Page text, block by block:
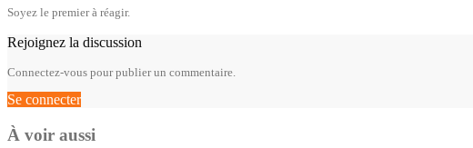
Soyez le premier à réagir.
Rejoignez la discussion
Connectez-vous pour publier un commentaire.
Se connecter
À voir aussi